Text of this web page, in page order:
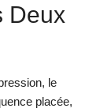
Deux
le
placée,